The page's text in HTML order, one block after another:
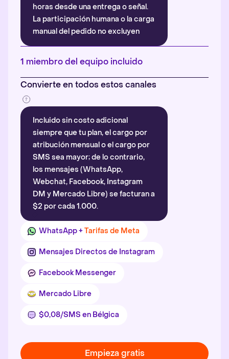
horas desde una entrega o señal.
La participación humana o la carga
manual del pedido no excluyen
automáticamente la atribución.
Más información
1 miembro del equipo incluido
Convierte en todos estos canales
Incluido sin costo adicional
siempre que tu plan, el cargo por
atribución mensual o el cargo por
SMS sea mayor; de lo contrario,
los mensajes (WhatsApp,
Webchat, Facebook, Instagram
DM y Mercado Libre) se facturan a
$2 por cada 1.000.
WhatsApp +Tarifas de Meta
Mensajes Directos de Instagram
Facebook Messenger
Mercado Libre
$0,08/SMS en Bélgica
Empieza gratis